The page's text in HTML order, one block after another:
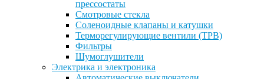
прессостаты
Смотровые стекла
Соленоидные клапаны и катушки
Терморегулирующие вентили (ТРВ)
Фильтры
Шумоглушители
Электрика и электроника